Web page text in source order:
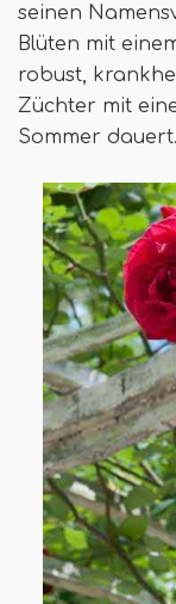
seinen
Blüten mit
robust,
Züchter mit
Sommer dauert.